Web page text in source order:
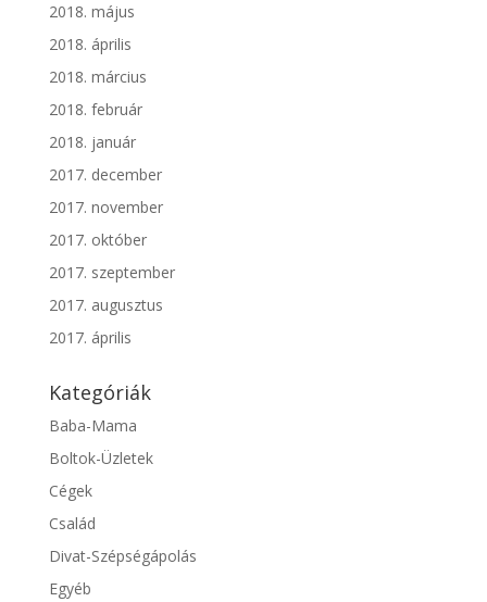
2018. május
2018. április
2018. március
2018. február
2018. január
2017. december
2017. november
2017. október
2017. szeptember
2017. augusztus
2017. április
Kategóriák
Baba-Mama
Boltok-Üzletek
Cégek
Család
Divat-Szépségápolás
Egyéb